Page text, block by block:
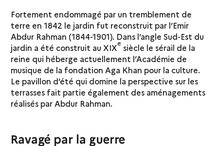
Fortement endommagé par un tremblement de
terre en 1842 le jardin fut reconstruit par l’Emir
Abdur Rahman (1844-1901). Dans l’angle Sud-Est du
jardin a été construit au XIXe siècle le sérail de la
reine qui héberge actuellement l’Académie de
musique de la fondation Aga Khan pour la culture.
Le pavillon d’été qui domine la perspective sur les
terrasses fait partie également des aménagements
réalisés par Abdur Rahman.
Ravagé par la guerre